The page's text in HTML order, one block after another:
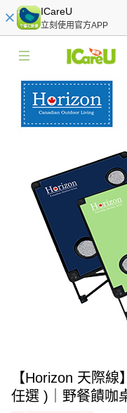
ICareU
立刻使用官方APP
【Horizon 天際
任選 )｜野餐饋咖